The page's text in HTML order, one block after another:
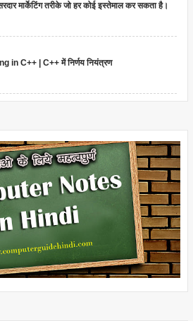
मार्केटिंग तरीके जो हर कोई इस्तेमाल कर सकता है।
in C++ | C++ में निर्णय नियंत्रण